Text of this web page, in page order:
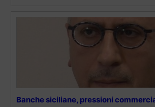
Banche siciliane, pressioni